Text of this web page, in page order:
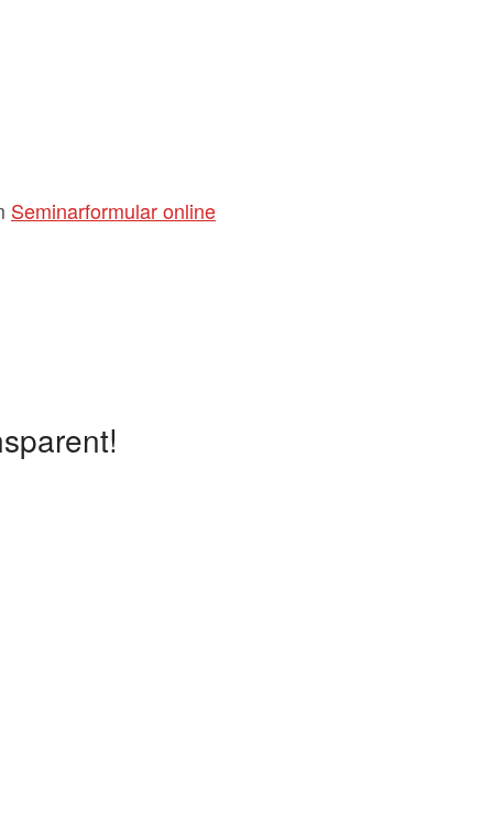
Seminarformular online